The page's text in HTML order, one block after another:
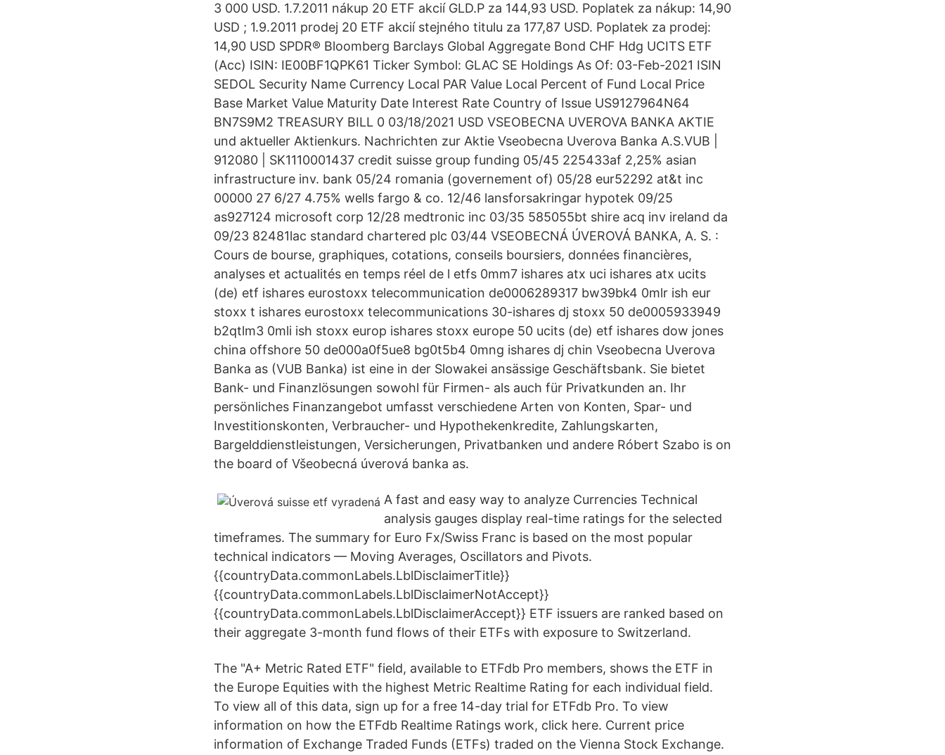
3 000 USD. 1.7.2011 nákup 20 ETF akcií GLD.P za 144,93 USD. Poplatek za nákup: 14,90
USD ; 1.9.2011 prodej 20 ETF akcií stejného titulu za 177,87 USD. Poplatek za prodej:
14,90 USD SPDR® Bloomberg Barclays Global Aggregate Bond CHF Hdg UCITS ETF
(Acc) ISIN: IE00BF1QPK61 Ticker Symbol: GLAC SE Holdings As Of: 03-Feb-2021 ISIN
SEDOL Security Name Currency Local PAR Value Local Percent of Fund Local Price
Base Market Value Maturity Date Interest Rate Country of Issue US9127964N64
BN7S9M2 TREASURY BILL 0 03/18/2021 USD VSEOBECNA UVEROVA BANKA AKTIE
und aktueller Aktienkurs. Nachrichten zur Aktie Vseobecna Uverova Banka A.S.VUB |
912080 | SK1110001437 credit suisse group funding 05/45 225433af 2,25% asian
infrastructure inv. bank 05/24 romania (governement of) 05/28 eur52292 at&t inc
00000 27 6/27 4.75% wells fargo & co. 12/46 lansforsakringar hypotek 09/25
as927124 microsoft corp 12/28 medtronic inc 03/35 585055bt shire acq inv ireland da
09/23 82481lac standard chartered plc 03/44 VSEOBECNÁ ÚVEROVÁ BANKA, A. S. :
Cours de bourse, graphiques, cotations, conseils boursiers, données financières,
analyses et actualités en temps réel de l etfs 0mm7 ishares atx uci ishares atx ucits
(de) etf ishares eurostoxx telecommunication de0006289317 bw39bk4 0mlr ish eur
stoxx t ishares eurostoxx telecommunications 30-ishares dj stoxx 50 de0005933949
b2qtlm3 0mli ish stoxx europ ishares stoxx europe 50 ucits (de) etf ishares dow jones
china offshore 50 de000a0f5ue8 bg0t5b4 0mng ishares dj chin Vseobecna Uverova
Banka as (VUB Banka) ist eine in der Slowakei ansässige Geschäftsbank. Sie bietet
Bank- und Finanzlösungen sowohl für Firmen- als auch für Privatkunden an. Ihr
persönliches Finanzangebot umfasst verschiedene Arten von Konten, Spar- und
Investitionskonten, Verbraucher- und Hypothekenkredite, Zahlungskarten,
Bargelddienstleistungen, Versicherungen, Privatbanken und andere Róbert Szabo is on
the board of Všeobecná úverová banka as.
A fast and easy way to analyze Currencies Technical
analysis gauges display real-time ratings for the selected
timeframes. The summary for Euro Fx/Swiss Franc is based on the most popular
technical indicators — Moving Averages, Oscillators and Pivots.
{{countryData.commonLabels.LblDisclaimerTitle}}
{{countryData.commonLabels.LblDisclaimerNotAccept}}
{{countryData.commonLabels.LblDisclaimerAccept}} ETF issuers are ranked based on
their aggregate 3-month fund flows of their ETFs with exposure to Switzerland.
The "A+ Metric Rated ETF" field, available to ETFdb Pro members, shows the ETF in
the Europe Equities with the highest Metric Realtime Rating for each individual field.
To view all of this data, sign up for a free 14-day trial for ETFdb Pro. To view
information on how the ETFdb Realtime Ratings work, click here. Current price
information of Exchange Traded Funds (ETFs) traded on the Vienna Stock Exchange.